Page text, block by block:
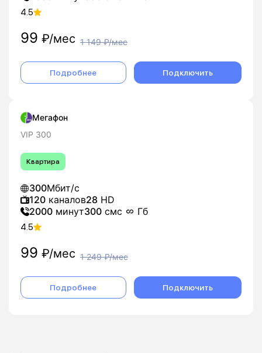
4.5
99 ₽/мес 1 149₽/мес
Подробнее Подключить
Мегафон
VIP 300
Квартира
300Мбит/с
120 каналов28 HD
2000 минут300 смс Гб
4.5
99 ₽/мес 1 249₽/мес
Подробнее Подключить